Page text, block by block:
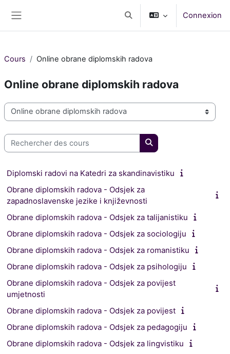
Activer/désactiver la saisie
Connexion
Cours Online obrane diplomskih radova
Online obrane diplomskih radova
Catégories de cours
Rechercher des cours
Rechercher des cours
Diplomski radovi na Katedri za skandinavistiku
Obrane diplomskih radova - Odsjek za
zapadnoslavenske jezike i književnosti
Obrane diplomskih radova - Odsjek za talijanistiku
Obrane diplomskih radova - Odsjek za sociologiju
Obrane diplomskih radova - Odsjek za romanistiku
Obrane diplomskih radova - Odsjek za psihologiju
Obrane diplomskih radova - Odsjek za povijest
umjetnosti
Obrane diplomskih radova - Odsjek za povijest
Obrane diplomskih radova - Odsjek za pedagogiju
Obrane diplomskih radova - Odsjek za lingvistiku